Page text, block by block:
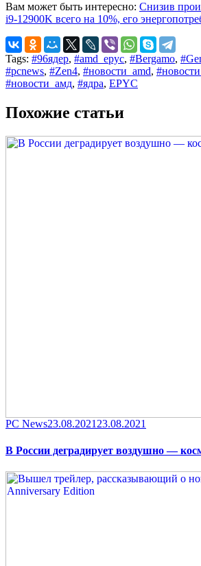
Вам может быть интересно: Снизив
i9-12900K всего на 10%, его
Tags: #96ядер, #amd_epyc, #Bergamo,
#pcnews, #Zen4, #новости_amd,
#новости_амд, #ядра, EPYC
Похожие статьи
Category
PC NewsPosted
23.08.2021 23.08.2021
В России деградирует воздушно —